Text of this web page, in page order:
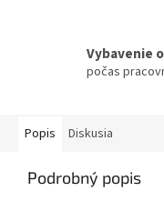
Vybavenie
počas
Popis Diskusia
Podrobný popis